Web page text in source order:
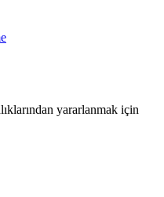
yararlanmak için